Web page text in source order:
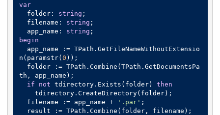
var
  folder:
string ;
  filename:
string ;
  app_name:
string
begin
n(paramstr(0 ));
th, app_name);
if
not tdirectory.Exists(folder) then
  filename := app_name +
'.par' ;